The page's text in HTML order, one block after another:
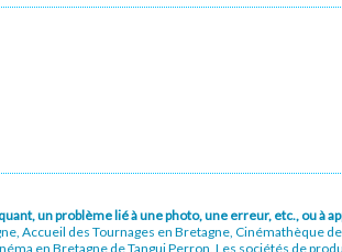
un problème lié à une photo, une erreur, etc., ou à
Accueil des Tournages en Bretagne, Cinémathèque
en Bretagne de Tangui Perron, Les sociétés de